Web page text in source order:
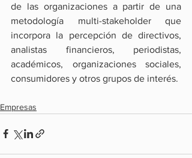
de las organizaciones a partir de una
metodología multi-stakeholder que
incorpora la percepción de directivos,
analistas financieros, periodistas,
académicos, organizaciones sociales,
consumidores y otros grupos de interés.
Empresas